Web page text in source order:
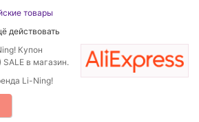
товары
действовать
Купон
в магазин.
Li-Ning!